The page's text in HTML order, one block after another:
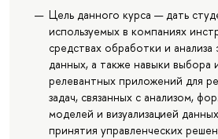
Цель данного курса — дать
используемых в компаниях
средствах обработки и
данных, а также навыки выбора
релевантных приложений для
задач, связанных с анализом,
моделей и визуализацией
принятия управленческих